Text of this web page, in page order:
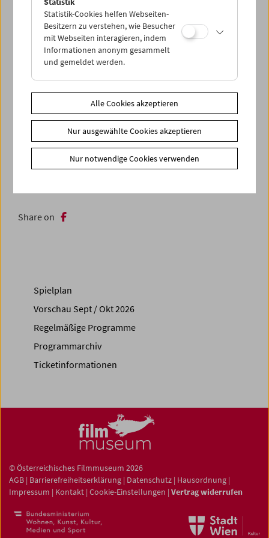
Archivmaterial, lokalen Filmkulturen sowie Film- und
Fernsehpraktiken im breiteren grenzüberschreitenden,
historischen und zeitgenössischen Kontext untersuchen.
In Zusammenarbeit mit dem Slowenischen
In Anwesenheit von Varja Močnik, Alberto Fasulo
Autoram 17.6.2025
Zusätzliche Materialien
2025 - Festung Europa
Share on
Spielplan
Vorschau Sept / Okt 2026
Regelmäßige Programme
Programmarchiv
Ticketinformationen
© Österreichisches Filmmuseum 2026
AGB | Barrierefreiheitserklärung | Datenschutz | Hausordnung |
Impressum | Kontakt | Cookie-Einstellungen | Vertrag widerrufen
Statistik-Cookies helfen Webseiten-
Besitzern zu verstehen, wie Besucher
mit Webseiten interagieren, indem
Informationen anonym gesammelt
und gemeldet werden.
Alle Cookies akzeptieren
Nur ausgewählte Cookies akzeptieren
Nur notwendige Cookies verwenden